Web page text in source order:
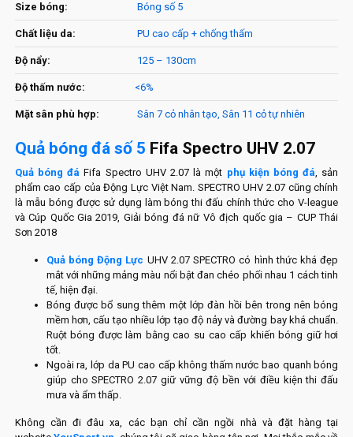
Size bóng: Bóng số 5
Chất liệu da: PU cao cấp + chống thấm
Độ nẩy: 125 – 130cm
Độ thấm nước: <6%
Mặt sân phù hợp: Sân 7 cỏ nhân tạo, Sân 11 cỏ tự nhiên
Quả bóng đá số 5 Fifa Spectro UHV 2.07
Quả bóng đá Fifa Spectro UHV 2.07 là một phụ kiện bóng đá, sản
phẩm cao cấp của Động Lực Việt Nam. SPECTRO UHV 2.07 cũng chính
là mẫu bóng được sử dụng làm bóng thi đấu chính thức cho V-league
và Cúp Quốc Gia 2019, Giải bóng đá nữ Vô địch quốc gia – CUP Thái
Sơn 2018
Quả bóng Động Lực UHV 2.07 SPECTRO có hình thức khá đẹp
mắt với những mảng màu nổi bật đan chéo phối nhau 1 cách tinh
tế, hiện đại.
Bóng được bổ sung thêm một lớp đàn hồi bên trong nên bóng
mềm hơn, cấu tạo nhiều lớp tạo độ nảy và đường bay khá chuẩn.
Ruột bóng được làm bằng cao su cao cấp khiến bóng giữ hơi
tốt.
Ngoài ra, lớp da PU cao cấp không thấm nước bao quanh bóng
giúp cho SPECTRO 2.07 giữ vững độ bền với điều kiện thi đấu
mưa và ẩm thấp.
Không cần đi đâu xa, các bạn chỉ cần ngồi nhà và đặt hàng tại